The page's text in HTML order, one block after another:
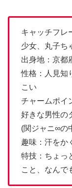
キャッチフレ
少女、丸子ち
出身地：京都
性格：人見知
こい
チャームポイ
好きな男性の
(関ジャニ∞の
趣味：汗をか
特技：ちょっ
こと、なんで